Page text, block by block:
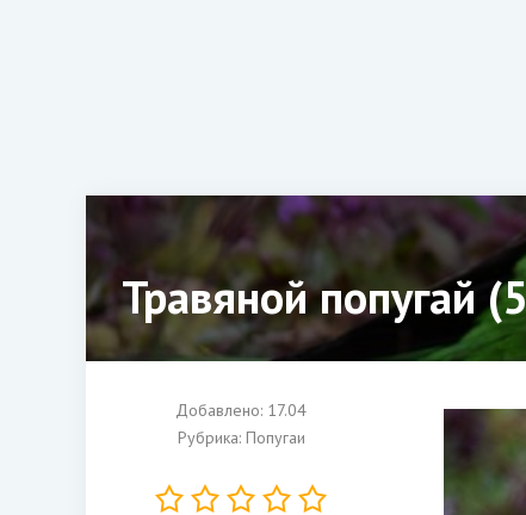
Травяной попугай
Добавлено: 17.04
Рубрика: Попугаи